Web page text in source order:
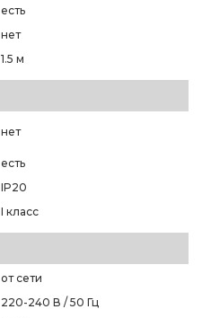
есть
нет
1.5 м
нет
есть
IP20
I класс
от сети
220-240 В / 50 Гц